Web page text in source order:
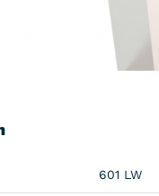
601 LW